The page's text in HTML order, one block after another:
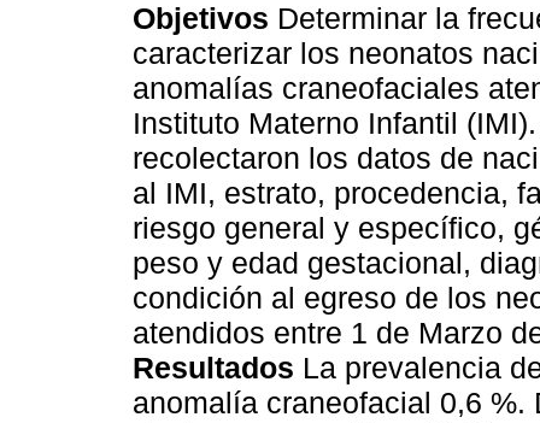
Objetivos Determinar la
caracterizar los neonatos
anomalías craneofaciales
Instituto Materno Infantil
recolectaron los datos de
al IMI, estrato, procedencia,
riesgo general y específico,
peso y edad gestacional,
condición al egreso de los
atendidos entre 1 de Marzo
Resultados La prevalencia
anomalía craneofacial 0,6